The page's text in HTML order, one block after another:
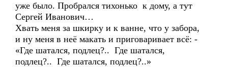
уже было. Пробрался тихонько к дому, а тут
Сергей Иванович…
Хвать меня за шкирку и к ванне, что у забора,
и ну меня в неё макать и приговаривает всё: -
«Где шатался, подлец?.. Где шатался,
подлец?.. Где шатался, подлец?..»